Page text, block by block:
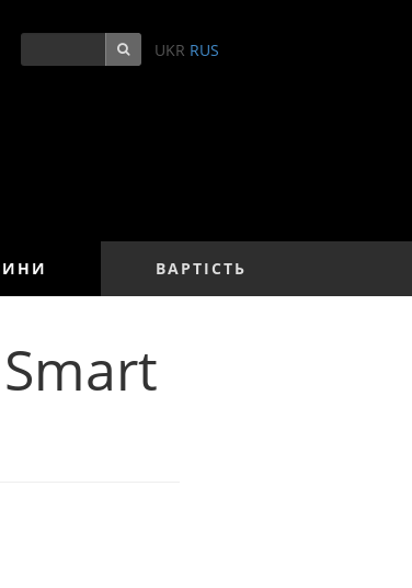
UKR RUS
ВАРТІСТЬ